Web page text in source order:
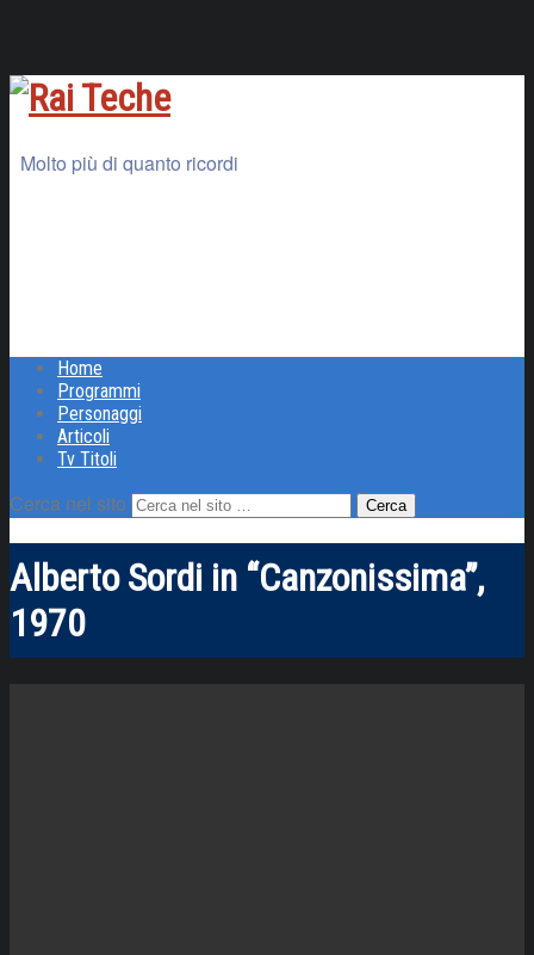
Molto più di quanto ricordi
Home
Programmi
Personaggi
Articoli
Tv Titoli
Cerca nel sito
Alberto Sordi in “Canzonissima”,
1970